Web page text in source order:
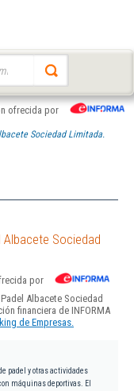
ofrecida por
Sociedad Limitada.
Sociedad
por
Albacete Sociedad
financiera de INFORMA
de Empresas.
padel y otras actividades
máquinas deportivas. El